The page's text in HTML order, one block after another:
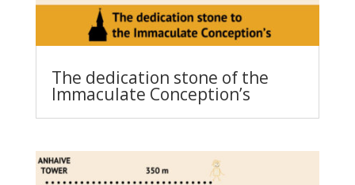
The dedication stone of the
Immaculate Conception’s